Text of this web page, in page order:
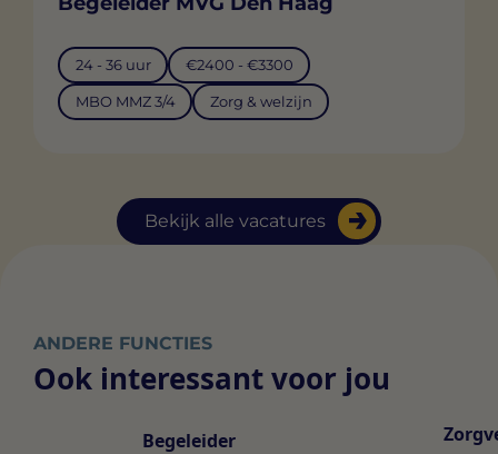
Bekijk alle vacatures
24 - 36 uur €2400 - €3300
MBO MMZ 3/4 Zorg & welzijn
ANDERE FUNCTIES
Ook interessant voor jou
Begeleider